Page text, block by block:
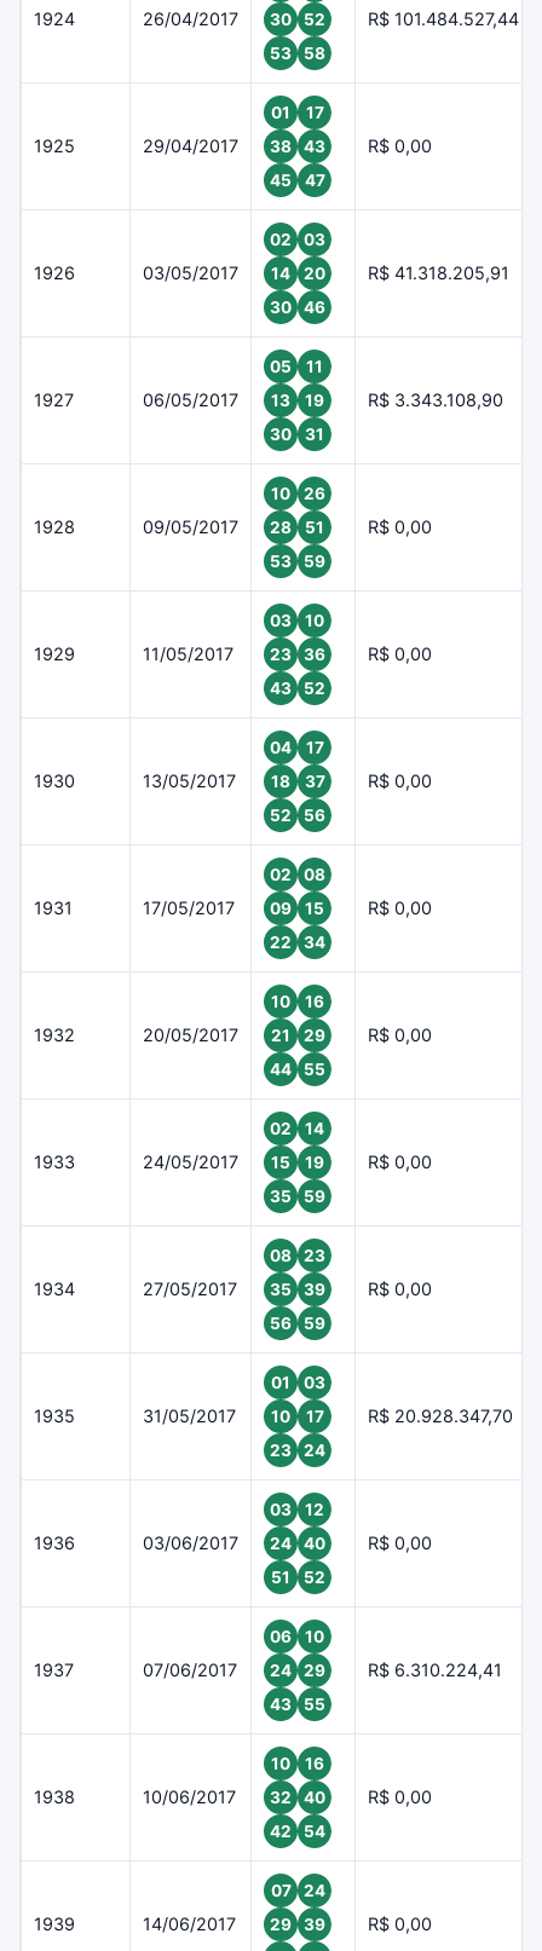
1924 26/04/2017
30
52
53
58
R$ 101.484.527,44
1925 29/04/2017
01
17
38
43
45
47
R$ 0,00
1926 03/05/2017
02
03
14
20
30
46
R$ 41.318.205,91
1927 06/05/2017
05
11
13
19
30
31
R$ 3.343.108,90
1928 09/05/2017
10
26
28
51
53
59
R$ 0,00
1929 11/05/2017
03
10
23
36
43
52
R$ 0,00
1930 13/05/2017
04
17
18
37
52
56
R$ 0,00
1931 17/05/2017
02
08
09
15
22
34
R$ 0,00
1932 20/05/2017
10
16
21
29
44
55
R$ 0,00
1933 24/05/2017
02
14
15
19
35
59
R$ 0,00
1934 27/05/2017
08
23
35
39
56
59
R$ 0,00
1935 31/05/2017
01
03
10
17
23
24
R$ 20.928.347,70
1936 03/06/2017
03
12
24
40
51
52
R$ 0,00
1937 07/06/2017
06
10
24
29
43
55
R$ 6.310.224,41
1938 10/06/2017
10
16
32
40
42
54
R$ 0,00
1939 14/06/2017
07
24
29
39
R$ 0,00